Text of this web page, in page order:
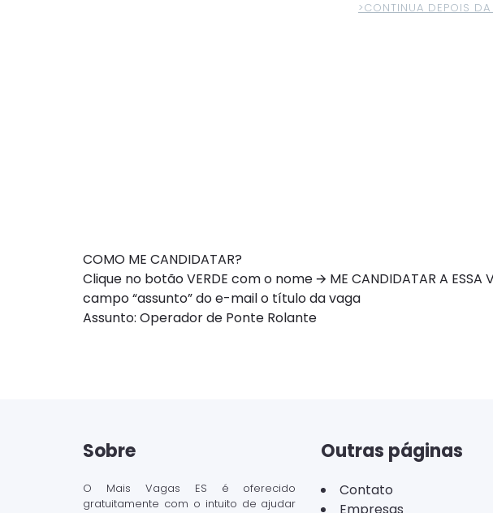
>CONTINUA DEPOIS DA
COMO ME CANDIDATAR?
Clique no botão VERDE com o nome 🡪 ME CANDIDATAR A
campo “assunto” do e-mail o título da vaga
Assunto: Operador de Ponte Rolante
Sobre
O Mais Vagas ES é oferecido
gratuitamente com o intuito de ajudar
Outras páginas
Contato